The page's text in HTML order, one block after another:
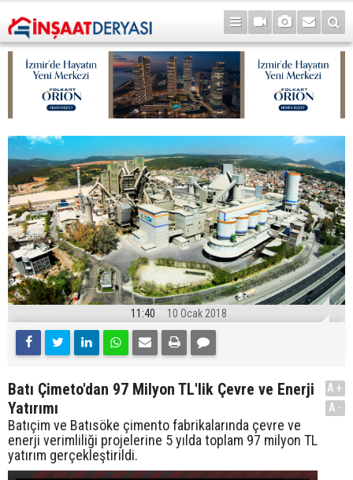
11:40 10 Ocak 2018
Batı Çimeto'dan 97 Milyon TL'lik Çevre ve Enerji
Yatırımı
Batıçim ve Batısöke çimento fabrikalarında çevre ve
enerji verimliliği projelerine 5 yılda toplam 97 milyon TL
yatırım gerçekleştirildi.
A+
A-